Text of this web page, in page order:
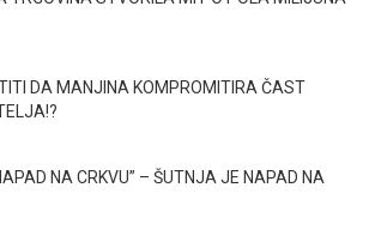
DA MANJINA KOMPROMITIRA ČAST
NA CRKVU” – ŠUTNJA JE NAPAD NA